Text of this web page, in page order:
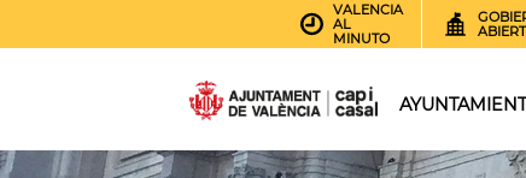
VALENCIA
AL
MINUTO